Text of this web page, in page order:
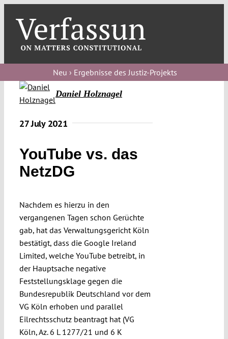
content
blog
Verfassungs
debate
Verfassungs
Verfassungs
editorial
Submissions
Projects
Neu › Ergebnisse des Justiz-Projekts
Daniel Holznagel
27 July 2021
YouTube vs. das
NetzDG
Nachdem es hierzu in den
vergangenen Tagen schon Gerüchte
gab, hat das Verwaltungsgericht Köln
bestätigt, dass die Google Ireland
Limited, welche YouTube betreibt, in
der Hauptsache negative
Feststellungsklage gegen die
Bundesrepublik Deutschland vor dem
VG Köln erhoben und parallel
Eilrechtsschutz beantragt hat (VG
Köln, Az. 6 L 1277/21 und 6 K